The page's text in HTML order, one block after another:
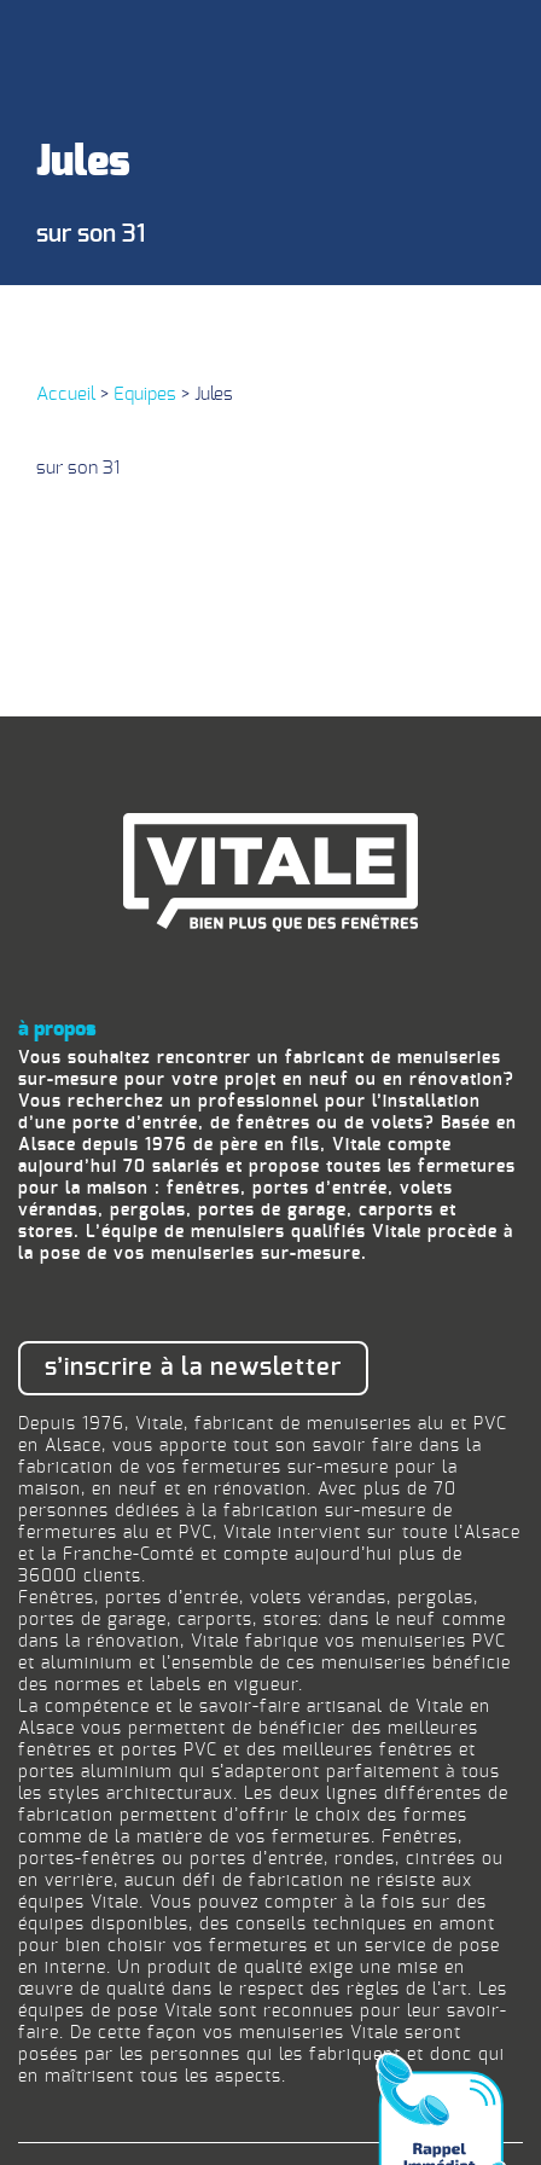
Jules
sur son 31
Accueil> Equipes > Jules
sur son 31
à propos
Vous souhaitez rencontrer un fabricant de menuiseries
sur-mesure pour votre projet en neuf ou en rénovation?
Vous recherchez un professionnel pour l’installation
d’une porte d’entrée, de fenêtres ou de volets? Basée en
Alsace depuis 1976 de père en fils, Vitale compte
aujourd’hui 70 salariés et propose toutes les fermetures
pour la maison : fenêtres, portes d’entrée, volets
vérandas, pergolas, portes de garage, carports et
stores. L’équipe de menuisiers qualifiés Vitale procède à
la pose de vos menuiseries sur-mesure.
s’inscrire à la newsletter
Depuis 1976, Vitale, fabricant de menuiseries alu et PVC
en Alsace, vous apporte tout son savoir faire dans la
fabrication de vos fermetures sur-mesure pour la
maison, en neuf et en rénovation. Avec plus de 70
personnes dédiées à la fabrication sur-mesure de
fermetures alu et PVC, Vitale intervient sur toute l’Alsace
et la Franche-Comté et compte aujourd’hui plus de
36000 clients.
Fenêtres, portes d’entrée, volets vérandas, pergolas,
portes de garage, carports, stores: dans le neuf comme
dans la rénovation, Vitale fabrique vos menuiseries PVC
et aluminium et l’ensemble de ces menuiseries bénéficie
des normes et labels en vigueur.
La compétence et le savoir-faire artisanal de Vitale en
Alsace vous permettent de bénéficier des meilleures
fenêtres et portes PVC et des meilleures fenêtres et
portes aluminium qui s’adapteront parfaitement à tous
les styles architecturaux. Les deux lignes différentes de
fabrication permettent d’offrir le choix des formes
comme de la matière de vos fermetures. Fenêtres,
portes-fenêtres ou portes d’entrée, rondes, cintrées ou
en verrière, aucun défi de fabrication ne résiste aux
équipes Vitale. Vous pouvez compter à la fois sur des
équipes disponibles, des conseils techniques en amont
pour bien choisir vos fermetures et un service de pose
en interne. Un produit de qualité exige une mise en
œuvre de qualité dans le respect des règles de l’art. Les
équipes de pose Vitale sont reconnues pour leur savoir-
faire. De cette façon vos menuiseries Vitale seront
posées par les personnes qui les fabriquent et donc qui
en maîtrisent tous les aspects.